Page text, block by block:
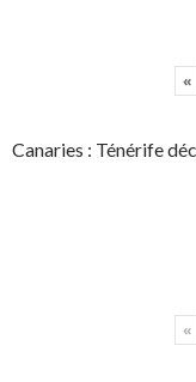
«
Canaries : Ténérife
«